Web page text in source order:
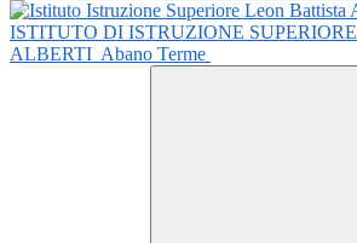
ISTITUTO DI ISTRUZIONE SUPERIORE
ALBERTI Abano Terme